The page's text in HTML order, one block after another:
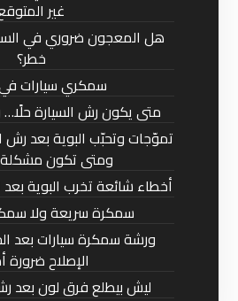
غير
هل المعجون ضروري في
خطر؟
سمكري سيارات
متى يكون رش السيارة
تموّجات وتحبّب البوية بعد رش
ومتى تكون
أخطاء شائعة تخرب البوية
سمكرة سريعة ولا
ورشة سمكرة سيارات بعد
الإصلاح ضرورة
ليش بيطلع فرق لون بعد